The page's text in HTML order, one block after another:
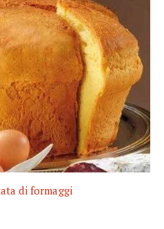
di formaggi